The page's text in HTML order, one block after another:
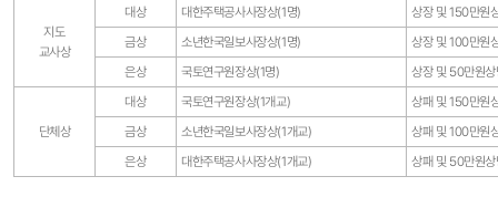
지도
교사상
대상 대한주택공사사장상(1명)
상장 및 150만원
금상
소년한국일보사장상(1명)
상장 및 100만원
은상
국토연구원장상(1명) 상장 및 50만원상
단체상
대상 국토연구원장상(1개교)
상패 및 150만원
금상
소년한국일보사장상(1개교)
상패 및 100만원
은상
대한주택공사사장상(1개교) 상패 및 50만원상